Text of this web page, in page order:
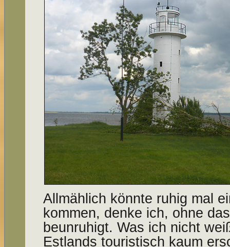
Allmählich könnte ruhig mal
kommen, denke ich, ohne
beunruhigt. Was ich nicht
Estlands touristisch kaum